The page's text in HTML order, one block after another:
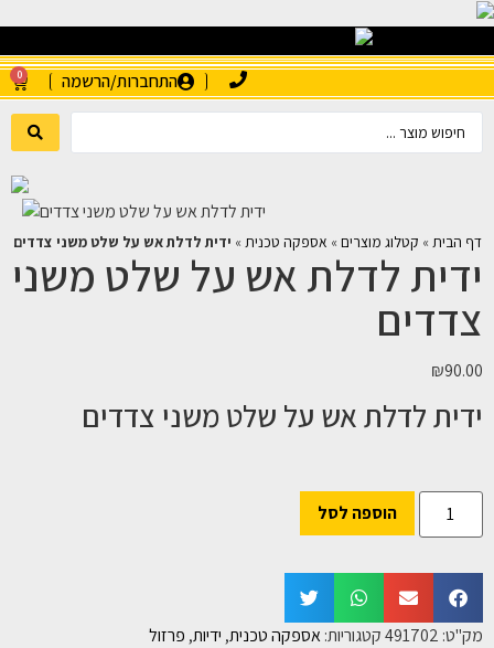
התחברות/הרשמה 0
דף הבית » קטלוג מוצרים » אספקה טכנית » ידית לדלת אש על שלט משני צדדים
ידית לדלת אש על שלט משני
צדדים
₪90.00
ידית לדלת אש על שלט משני צדדים
הוספה לסל
מק"ט: 491702קטגוריות:אספקה טכנית, ידיות, פרזול